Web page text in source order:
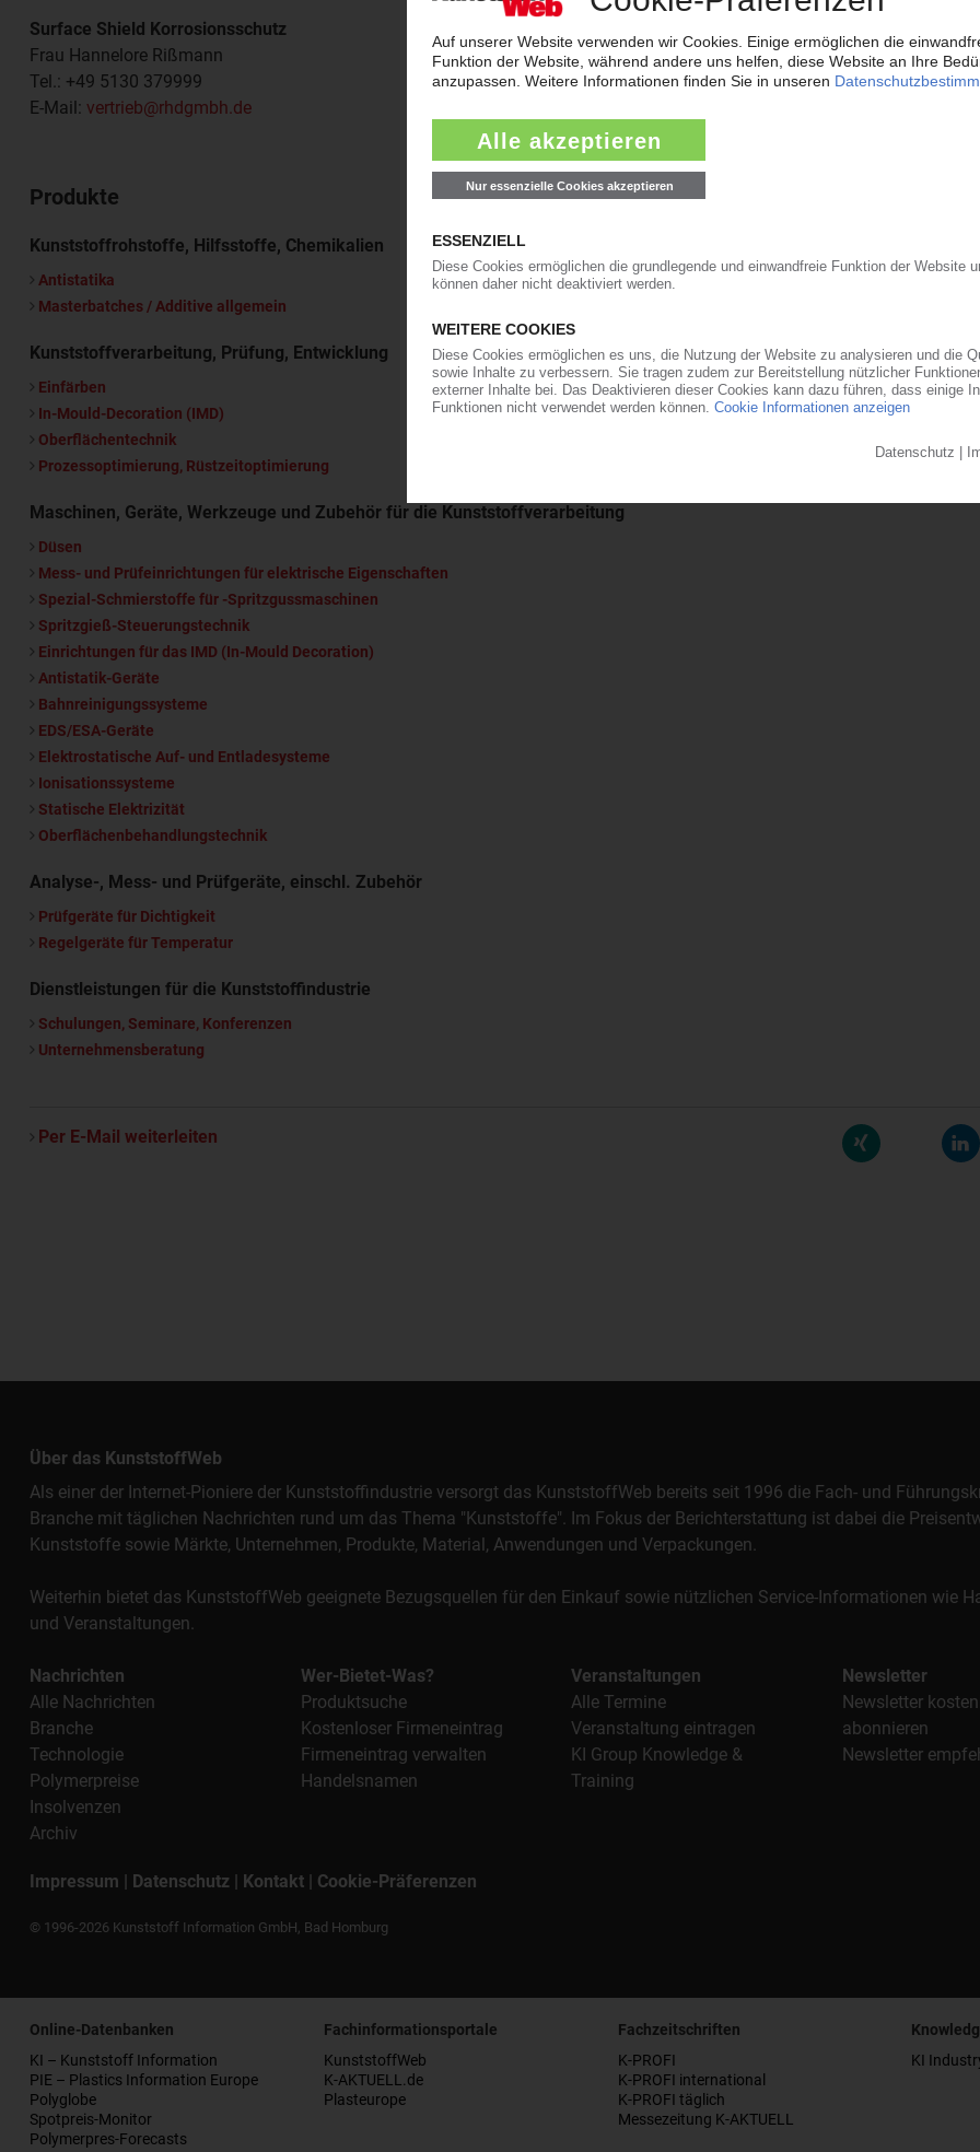
Surface Shield Korrosionsschutz
Frau Hannelore Rißmann
Tel.: +49 5130 379999
E-Mail: vertrieb@rhdgmbh.de
Herr Jürgen Plotz
Tel.: +49 5130 379999
Produkte
Kunststoffrohstoffe, Hilfsstoffe, Chemikalien
Antistatika
Masterbatches / Additive allgemein
Kunststoffverarbeitung, Prüfung, Entwicklung
Einfärben
In-Mould-Decoration (IMD)
Oberflächentechnik
Prozessoptimierung, Rüstzeitoptimierung
Maschinen, Geräte, Werkzeuge und Zubehör für die Kunststoffverarbeitung
Düsen
Mess- und Prüfeinrichtungen für elektrische Eigenschaften
Spezial-Schmierstoffe für -Spritzgussmaschinen
Spritzgieß-Steuerungstechnik
Einrichtungen für das IMD (In-Mould Decoration)
Antistatik-Geräte
Bahnreinigungssysteme
EDS/ESA-Geräte
Elektrostatische Auf- und Entladesysteme
Ionisationssysteme
Statische Elektrizität
Oberflächenbehandlungstechnik
Analyse-, Mess- und Prüfgeräte, einschl. Zubehör
Prüfgeräte für Dichtigkeit
Regelgeräte für Temperatur
Dienstleistungen für die Kunststoffindustrie
Schulungen, Seminare, Konferenzen
Unternehmensberatung
Per E-Mail weiterleiten
Über das KunststoffWeb
Als einer der Internet-Pioniere der Kunststoffindustrie versorgt das KunststoffWeb bereits seit 1996 die Fach- und
Branche mit täglichen Nachrichten rund um das Thema "Kunststoffe". Im Fokus der Berichterstattung ist dabei die
Kunststoffe sowie Märkte, Unternehmen, Produkte, Material, Anwendungen und Verpackungen.
Weiterhin bietet das KunststoffWeb geeignete Bezugsquellen für den Einkauf sowie nützlichen Service-Informationen wie
und Veranstaltungen.
Nachrichten
Alle Nachrichten
Branche
Technologie
Polymerpreise
Insolvenzen
Archiv
Wer-Bietet-Was?
Produktsuche
Kostenloser Firmeneintrag
Firmeneintrag verwalten
Handelsnamen
Veranstaltungen
Alle Termine
Veranstaltung eintragen
KI Group Knowledge &
Training
Newsletter
Newsletter
abonnieren
Newsletter
Impressum | Datenschutz | Kontakt | Cookie-Präferenzen
© 1996-2026 Kunststoff Information GmbH, Bad Homburg
Online-Datenbanken
KI – Kunststoff Information
PIE – Plastics Information Europe
Polyglobe
Spotpreis-Monitor
Polymerpres-Forecasts
Fachinformationsportale
KunststoffWeb
K-AKTUELL.de
Plasteurope
Fachzeitschriften
K-PROFI
K-PROFI international
K-PROFI täglich
Messezeitung K-AKTUELL
KI